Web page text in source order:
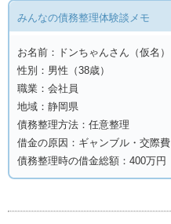
みんなの債務整理体験談メモ
お名前：ドンちゃんさん（仮名）
性別：男性（38歳）
職業：会社員
地域：静岡県
債務整理方法：任意整理
借金の原因：ギャンブル・交際費
債務整理時の借金総額：400万円